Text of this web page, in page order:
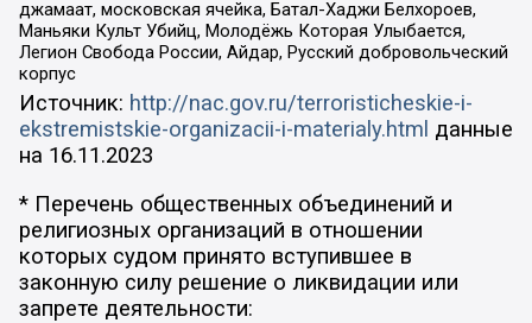
джамаат, московская ячейка, Батал-Хаджи Белхороев,
Маньяки Культ Убийц, Молодёжь Которая Улыбается,
Легион Свобода России, Айдар, Русский добровольческий
корпус
Источник: http://nac.gov.ru/terroristicheskie-i-
ekstremistskie-organizacii-i-materialy.html данные
на 16.11.2023
* Перечень общественных объединений и
религиозных организаций в отношении
которых судом принято вступившее в
законную силу решение о ликвидации или
запрете деятельности: